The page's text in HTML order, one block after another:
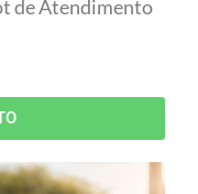
de Atendimento